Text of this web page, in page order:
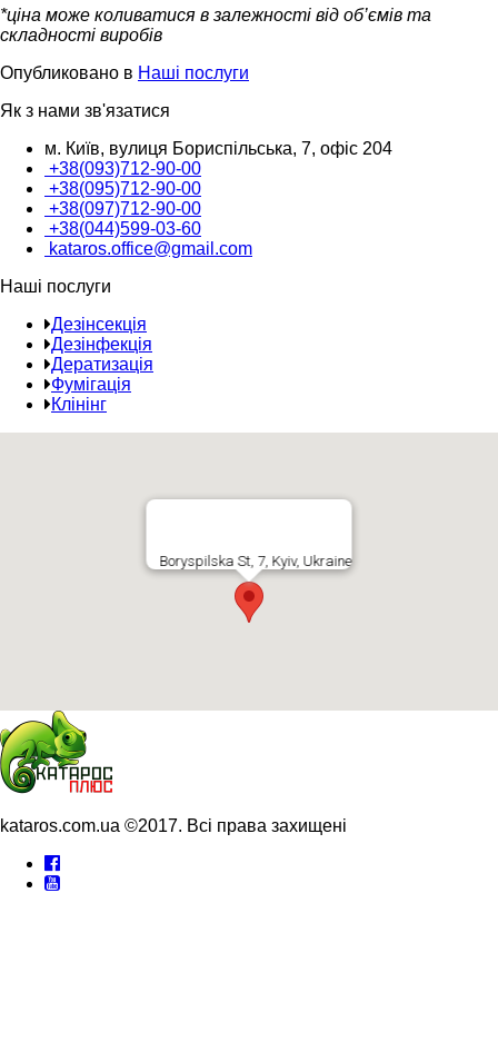
*ціна може коливатися в залежності від об’ємів та
складності виробів
Опубликовано в Наші послуги
Як з нами зв'язатися
м. Київ, вулиця Бориспільська, 7, офіс 204
+38(093)712-90-00
+38(095)712-90-00
+38(097)712-90-00
+38(044)599-03-60
kataros.office@gmail.com
Наші послуги
Дезінсекція
Дезінфекція
Дератизація
Фумігація
Клінінг
Boryspilska St, 7, Kyiv, Ukraine
kataros.com.ua ©2017. Всі права захищені